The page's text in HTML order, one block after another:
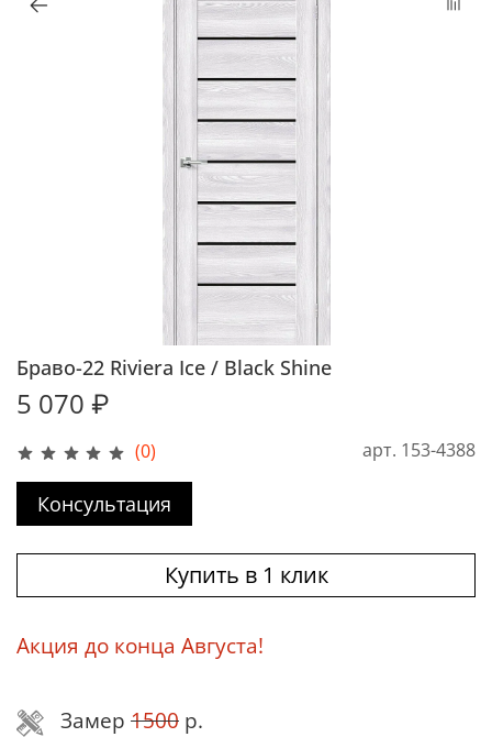
(0) арт. 153-4388
Браво-22 Riviera Ice / Black Shine
5 070 ₽
Консультация
Купить в 1 клик
Акция до конца Августа!
Замер 1500 р.